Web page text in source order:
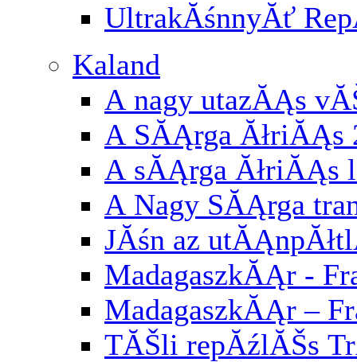
UltrakĂśnnyĂť
Kaland
A nagy utazĂĄs
A SĂĄrga ĂłriĂĄs
A sĂĄrga ĂłriĂĄs
A Nagy SĂĄrga
JĂśn az
MadagaszkĂĄr -
MadagaszkĂĄr –
TĂŠli repĂźlĂŠs